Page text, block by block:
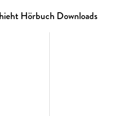
Hörbuch Downloads